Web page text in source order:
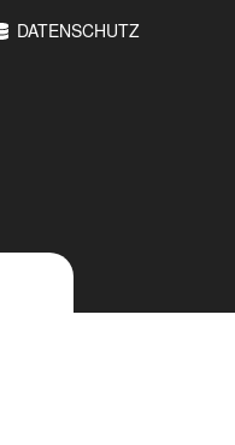
DATENSCHUTZ